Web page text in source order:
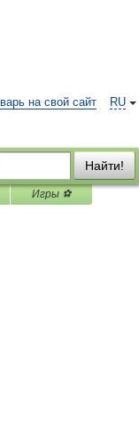
RU
на свой сайт
Найти!
Игры ⚽